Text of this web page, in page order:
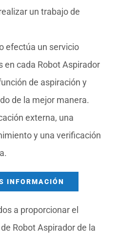
un trabajo de
efectúa un servicio
en cada Robot Aspirador
de aspiración y
de la mejor manera.
externa, una
y una verificación
INFORMACIÓN
a proporcionar el
Robot Aspirador de la